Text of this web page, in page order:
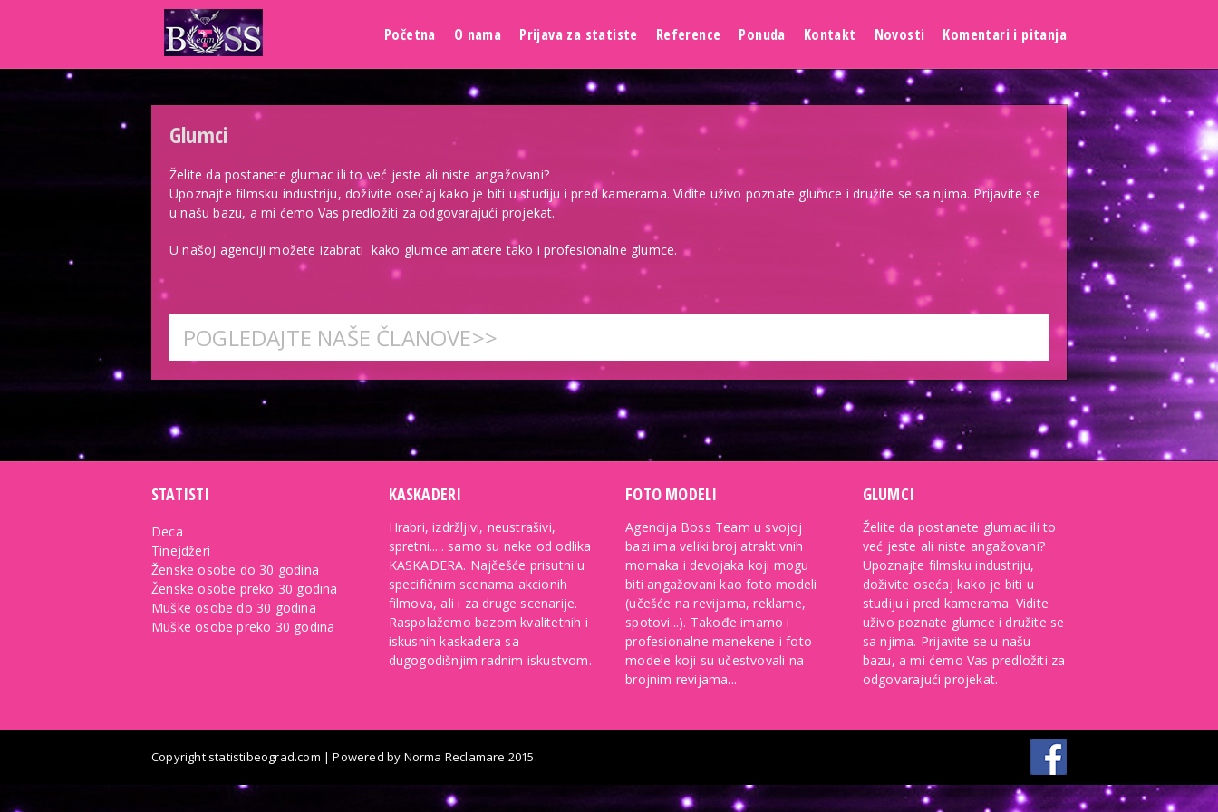
Početna O nama Prijava za statiste Reference Ponuda Kontakt Novosti Komentari i pitanja
Glumci
Želite da postanete glumac ili to već jeste ali niste angažovani?
Upoznajte filmsku industriju, doživite osećaj kako je biti u studiju i pred kamerama. Vidite uživo poznate glumce i družite se sa njima. Prijavite se
u našu bazu, a mi ćemo Vas predložiti za odgovarajući projekat.
U našoj agenciji možete izabrati kako glumce amatere tako i profesionalne glumce.
POGLEDAJTE NAŠE ČLANOVE>>
STATISTI
Deca
Tinejdžeri
Ženske osobe do 30 godina
Ženske osobe preko 30 godina
Muške osobe do 30 godina
Muške osobe preko 30 godina
KASKADERI
Hrabri, izdržljivi, neustrašivi,
spretni..... samo su neke od odlika
KASKADERA. Najčešće prisutni u
specifičnim scenama akcionih
filmova, ali i za druge scenarije.
Raspolažemo bazom kvalitetnih i
iskusnih kaskadera sa
dugogodišnjim radnim iskustvom.
FOTO MODELI
Agencija Boss Team u svojoj
bazi ima veliki broj atraktivnih
momaka i devojaka koji mogu
biti angažovani kao foto modeli
(učešće na revijama, reklame,
spotovi...). Takođe imamo i
profesionalne manekene i foto
modele koji su učestvovali na
brojnim revijama...
GLUMCI
Želite da postanete glumac ili to
već jeste ali niste angažovani?
Upoznajte filmsku industriju,
doživite osećaj kako je biti u
studiju i pred kamerama. Vidite
uživo poznate glumce i družite se
sa njima. Prijavite se u našu
bazu, a mi ćemo Vas predložiti za
odgovarajući projekat.
Copyright statistibeograd.com | Powered by Norma Reclamare 2015.